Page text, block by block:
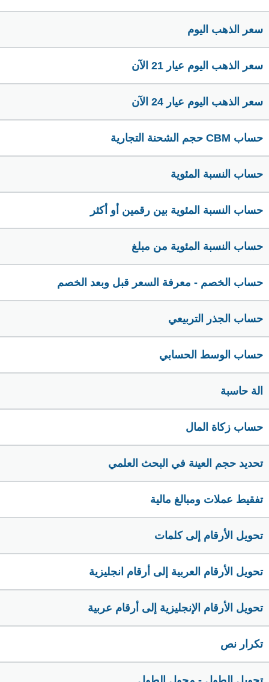
سعر الذهب اليوم
سعر الذهب اليوم عيار 21 الآن
سعر الذهب اليوم عيار 24 الآن
حساب CBM حجم الشحنة التجارية
حساب النسبة المئوية
حساب النسبة المئوية بين رقمين أو أكثر
حساب النسبة المئوية من مبلغ
حساب الخصم - معرفة السعر قبل وبعد الخصم
حساب الجذر التربيعي
حساب الوسط الحسابي
الة حاسبة
حساب زكاة المال
تحديد حجم العينة في البحث العلمي
تفقيط عملات ومبالغ مالية
تحويل الأرقام إلى كلمات
تحويل الأرقام العربية إلى أرقام انجليزية
تحويل الأرقام الإنجليزية إلى أرقام عربية
تكرار نص